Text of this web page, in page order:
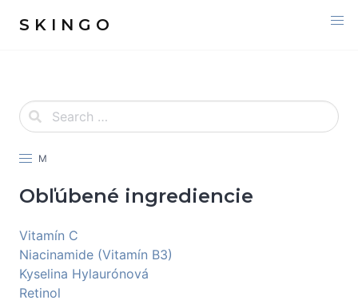
S K I N G O
M
Obľúbené ingrediencie
Vitamín C
Niacinamide (Vitamín B3)
Kyselina Hylaurónová
Retinol